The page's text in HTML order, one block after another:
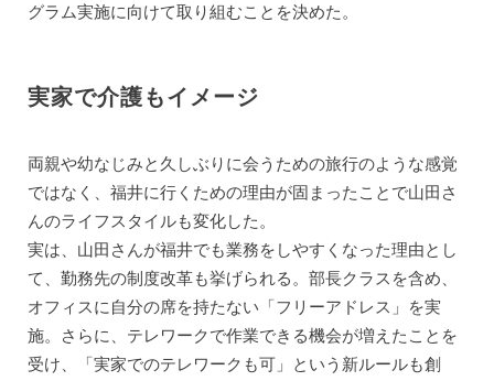
グラム実施に向けて取り組むことを決めた。
実家で介護もイメージ
両親や幼なじみと久しぶりに会うための旅行のような感覚
ではなく、福井に行くための理由が固まったことで山田さ
んのライフスタイルも変化した。
実は、山田さんが福井でも業務をしやすくなった理由とし
て、勤務先の制度改革も挙げられる。部長クラスを含め、
オフィスに自分の席を持たない「フリーアドレス」を実
施。さらに、テレワークで作業できる機会が増えたことを
受け、「実家でのテレワークも可」という新ルールも創